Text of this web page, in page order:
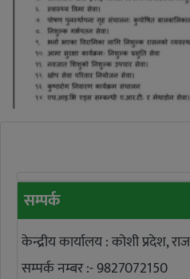
सम्पर्क
केन्द्रीय कार्यालय : कोशी प्रदेश,
सम्पर्क नम्बर :- 9827072150